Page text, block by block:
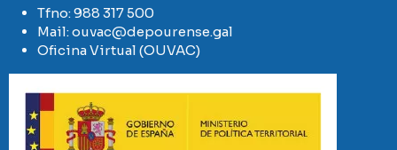
Tfno:988 317 500
Mail:ouvac@depourense.gal
Oficina Virtual (OUVAC)